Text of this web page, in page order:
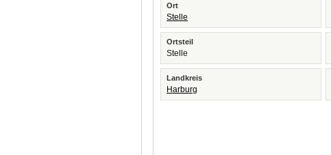
Ort
Stelle
Ortsteil
Stelle
Landkreis
Harburg